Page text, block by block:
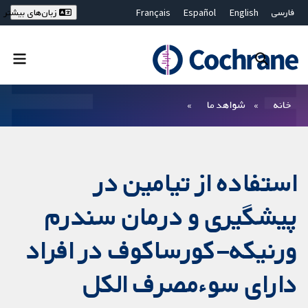
فارسی English
Español
Français
Bahasa Malaysia
ไทย
繁體中文
زبان‌های بیشتر
خانه شواهد ما
استفاده از تیامین در
پیشگیری و درمان سندرم
ورنیکه–کورساکوف در افراد
دارای سوء‌مصرف الکل